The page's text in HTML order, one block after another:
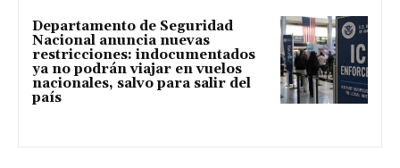
Departamento de Seguridad
Nacional anuncia nuevas
restricciones: indocumentados
ya no podrán viajar en vuelos
nacionales, salvo para salir del
país